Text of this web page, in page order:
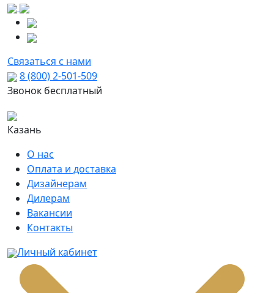
Связаться с нами
8 (800) 2-501-509
Звонок бесплатный
Казань
О нас
Оплата и доставка
Дизайнерам
Дилерам
Вакансии
Контакты
Личный кабинет